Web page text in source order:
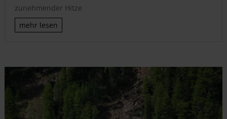
zunehmender Hitze
mehr lesen